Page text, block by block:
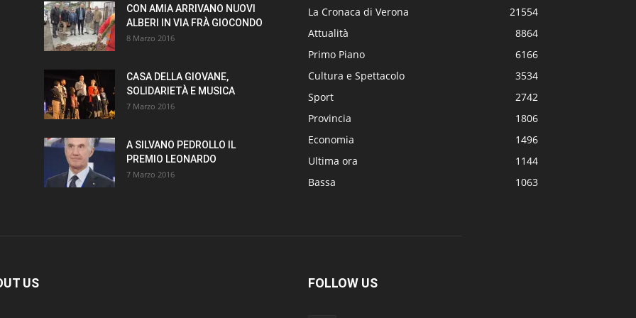
CON AMIA ARRIVANO NUOVI
ALBERI IN VIA FRÀ GIOCONDO
8 Marzo 2016
CASA DELLA GIOVANE,
SOLIDARIETÀ E MUSICA
7 Marzo 2016
A SILVANO PEDROLLO IL
PREMIO LEONARDO
7 Marzo 2016
La Cronaca di Verona
21554
Attualità
8864
Primo Piano
6166
Cultura e Spettacolo
3534
Sport
2742
Provincia
1806
Economia
1496
Ultima ora
1144
Bassa
1063
US FOLLOW US